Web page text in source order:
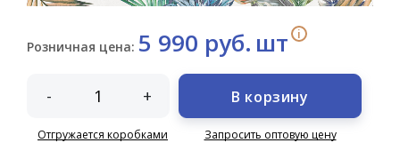
Розничная цена: 5 990 руб. шт i
- +
Отгружается коробками
В корзину
Запросить оптовую цену